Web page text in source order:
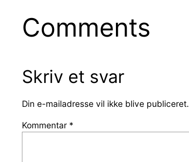
Comments
Skriv et svar
Din e-mailadresse vil ikke blive publiceret.
Kommentar *